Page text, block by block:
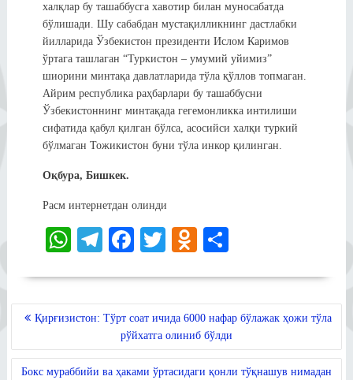
халқлар бу ташаббусга хавотир билан муносабатда
бўлишади. Шу сабабдан мустақилликнинг дастлабки
йилларида Ўзбекистон президенти Ислом Каримов
ўртага ташлаган “Туркистон – умумий уйимиз”
шиорини минтақа давлатларида тўла қўллов топмаган.
Айрим республика раҳбарлари бу ташаббусни
Ўзбекистоннинг минтақада гегемонликка интилиши
сифатида қабул қилган бўлса, асосийси халқи туркий
бўлмаган Тожикистон буни тўла инкор қилинган.
Оқбура, Бишкек.
Расм интернетдан олинди
W
A
Te
a
m
Fa
ok
T
r
O
la
ss
ni
POST
MENYUSI
Қирғизистон: Тўрт соат ичида 6000 нафар бўлажак ҳожи тўла
рўйхатга олиниб бўлди
Бокс мураббийи ва ҳаками ўртасидаги қонли тўқнашув нимадан